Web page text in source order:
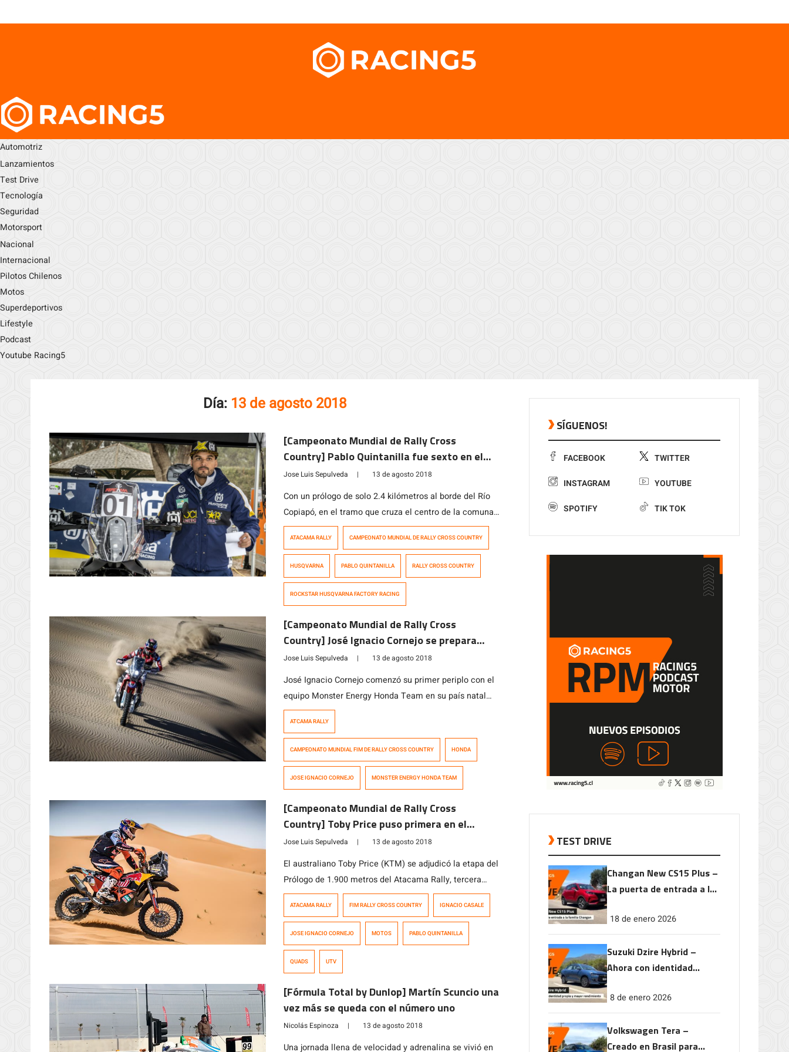
Automotriz
Lanzamientos
Test Drive
Tecnología
Seguridad
Motorsport
Nacional
Internacional
Pilotos Chilenos
Motos
Superdeportivos
Lifestyle
Podcast
Youtube Racing5
Día: 13 de agosto 2018
[Campeonato Mundial de Rally Cross
Country] Pablo Quintanilla fue sexto en el
prólogo
Jose Luis Sepulveda | 13 de agosto 2018
Con un prólogo de solo 2.4 kilómetros al borde del Río
Copiapó, en el tramo que cruza el centro de la comuna
de Tierra Amarilla, arrancó hoy el Atacama Rally Cross
preludio fue ganado por […]
ATACAMA RALLY CAMPEONATO MUNDIAL DE RALLY CROSS COUNTRY
HUSQVARNA PABLO QUINTANILLA RALLY CROSS COUNTRY
ROCKSTAR HUSQVARNA FACTORY RACING
[Campeonato Mundial de Rally Cross
Country] José Ignacio Cornejo se prepara
para afrontar la primera etapa del Atacama
Jose Luis Sepulveda | 13 de agosto 2018
José Ignacio Cornejo comenzó su primer periplo con el
equipo Monster Energy Honda Team en su país natal
(Chile), completando con éxito el prólogo de la carrera, -
segundo de su equipo. El primer puesto de la largada […]
ATCAMA RALLY
CAMPEONATO MUNDIAL FIM DE RALLY CROSS COUNTRY HONDA
JOSE IGNACIO CORNEJO MONSTER ENERGY HONDA TEAM
[Campeonato Mundial de Rally Cross
Country] Toby Price puso primera en el
Atacama Rally
Jose Luis Sepulveda | 13 de agosto 2018
El australiano Toby Price (KTM) se adjudicó la etapa del
Prólogo de 1.900 metros del Atacama Rally, tercera
fecha del Campeonato del Mundo FIM de Rally Cross
la sexta posición, en tanto que el Quads el argentino
Jeremías González (Yamaha) […]
ATACAMA RALLY FIM RALLY CROSS COUNTRY IGNACIO CASALE
JOSE IGNACIO CORNEJO MOTOS PABLO QUINTANILLA
QUADS UTV
[Fórmula Total by Dunlop] Martín Scuncio una
vez más se queda con el número uno
Nicolás Espinoza | 13 de agosto 2018
Una jornada llena de velocidad y adrenalina se vivió en
SÍGUENOS!
FACEBOOK TWITTER
INSTAGRAM YOUTUBE
SPOTIFY TIK TOK
TEST DRIVE
Changan New CS15 Plus –
La puerta de entrada a la
18 de enero 2026
Suzuki Dzire Hybrid –
Ahora con identidad
rendimiento
8 de enero 2026
Volkswagen Tera –
Creado en Brasil para